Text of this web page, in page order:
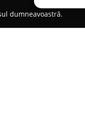
dumneavoastră.